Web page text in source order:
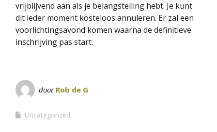
vrijblijvend aan als je belangstelling hebt. Je kunt
dit ieder moment kosteloos annuleren. Er zal een
voorlichtingsavond komen waarna de definitieve
inschrijving pas start.
door Rob de G
Uncategorized